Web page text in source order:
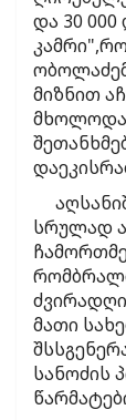
და 30
მიზნით
სრულად
მათი
სანოძის